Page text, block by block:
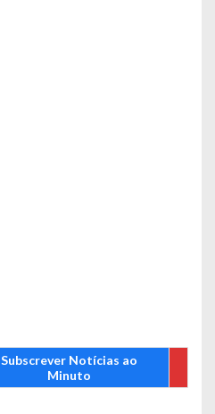
Subscrever Notícias ao
Minuto